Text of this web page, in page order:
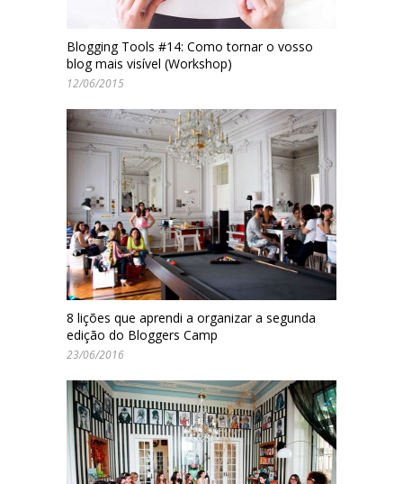
Blogging Tools #14: Como tornar o vosso
blog mais visível (Workshop)
12/06/2015
8 lições que aprendi a organizar a segunda
edição do Bloggers Camp
23/06/2016